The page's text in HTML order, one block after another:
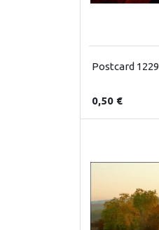
Postcard 1229
0,50 €